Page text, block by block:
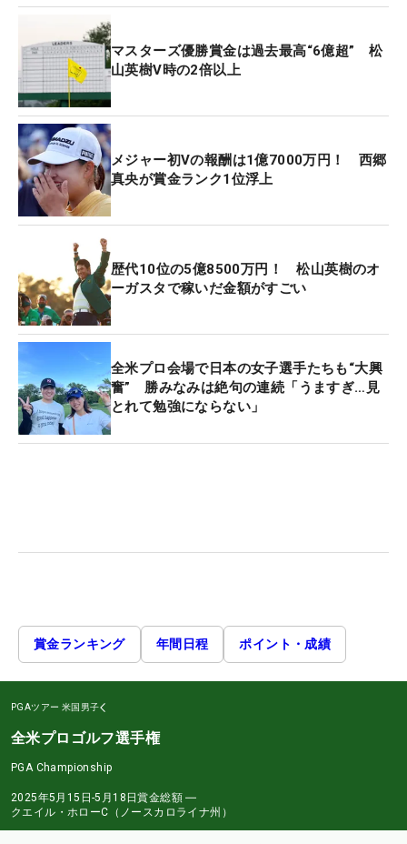
マスターズ優勝賞金は過去最高“6億超” 松
山英樹V時の2倍以上
メジャー初Vの報酬は1億7000万円！ 西郷
真央が賞金ランク1位浮上
歴代10位の5億8500万円！ 松山英樹のオ
ーガスタで稼いだ金額がすごい
全米プロ会場で日本の女子選手たちも“大興
奮” 勝みなみは絶句の連続「うますぎ…見
とれて勉強にならない」
賞金ランキング 年間日程 ポイント・成績
PGAツアー 米国男子
全米プロゴルフ選手権
PGA Championship
2025年5月15日-5月18日賞金総額 ―
クエイル・ホローC（ノースカロライナ州）